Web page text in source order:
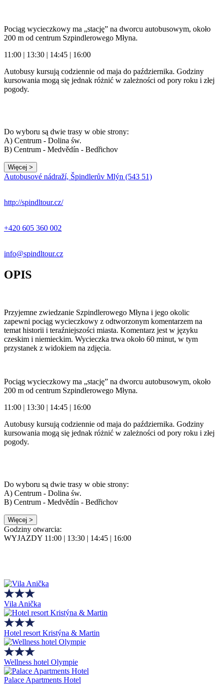
Pociąg wycieczkowy ma „stację” na dworcu autobusowym, około
200 m od centrum Szpindlerowego Młyna.
11:00 | 13:30 | 14:45 | 16:00
Autobusy kursują codziennie od maja do października. Godziny
kursowania mogą się jednak różnić w zależności od pory roku i złej
pogody.
Do wyboru są dwie trasy w obie strony:
A) Centrum - Dolina św.
B) Centrum - Medvědín - Bedřichov
Więcej >
Autobusové nádraží, Špindlerův Mlýn (543 51)
http://spindltour.cz/
+420 605 360 002
info@spindltour.cz
OPIS
Przyjemne zwiedzanie Szpindlerowego Młyna i jego okolic
zapewni pociąg wycieczkowy z odtworzonym komentarzem na
temat historii i teraźniejszości miasta. Komentarz jest w języku
czeskim i niemieckim. Wycieczka trwa około 60 minut, w tym
przystanek z widokiem na zdjęcia.
Pociąg wycieczkowy ma „stację” na dworcu autobusowym, około
200 m od centrum Szpindlerowego Młyna.
11:00 | 13:30 | 14:45 | 16:00
Autobusy kursują codziennie od maja do października. Godziny
kursowania mogą się jednak różnić w zależności od pory roku i złej
pogody.
Do wyboru są dwie trasy w obie strony:
A) Centrum - Dolina św.
B) Centrum - Medvědín - Bedřichov
Więcej >
Godziny otwarcia:
WYJAZDY 11:00 | 13:30 | 14:45 | 16:00
Vila Anička
Hotel resort Kristýna & Martin
Wellness hotel Olympie
Palace Apartments Hotel